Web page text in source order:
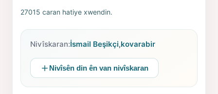
27015 caran hatiye xwendin.
Nivîskaran:İsmail Beşikçi,kovarabir
Nivîsên din ên van nivîskaran